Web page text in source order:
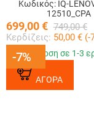
-7%
Κωδικός: IQ-
12510_CPA
699,00€ 749,00 €
Κερδίζεις: 50,00 € (-
-7%
Παράδοση σε 1-3
ΑΓΟΡΑ